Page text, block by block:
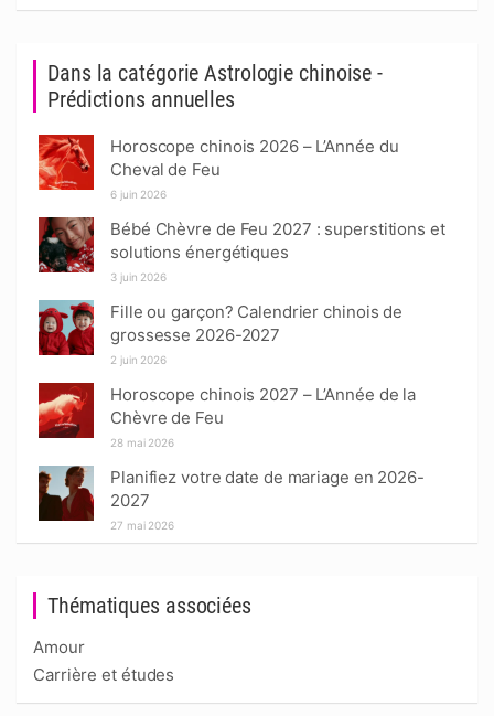
Thématiques associées
Amour
Carrière et études
Dans la catégorie Astrologie chinoise -
Prédictions annuelles
Horoscope chinois 2026 – L’Année du
Cheval de Feu
6 juin 2026
Bébé Chèvre de Feu 2027 : superstitions et
solutions énergétiques
3 juin 2026
Fille ou garçon? Calendrier chinois de
grossesse 2026-2027
2 juin 2026
Horoscope chinois 2027 – L’Année de la
Chèvre de Feu
28 mai 2026
Planifiez votre date de mariage en 2026-
2027
27 mai 2026